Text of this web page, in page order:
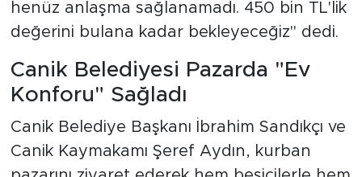
henüz anlaşma sağlanamadı. 450 bin TL'lik
değerini bulana kadar bekleyeceğiz" dedi.
Canik Belediyesi Pazarda "Ev
Konforu" Sağladı
Canik Belediye Başkanı İbrahim Sandıkçı ve
Canik Kaymakamı Şeref Aydın, kurban